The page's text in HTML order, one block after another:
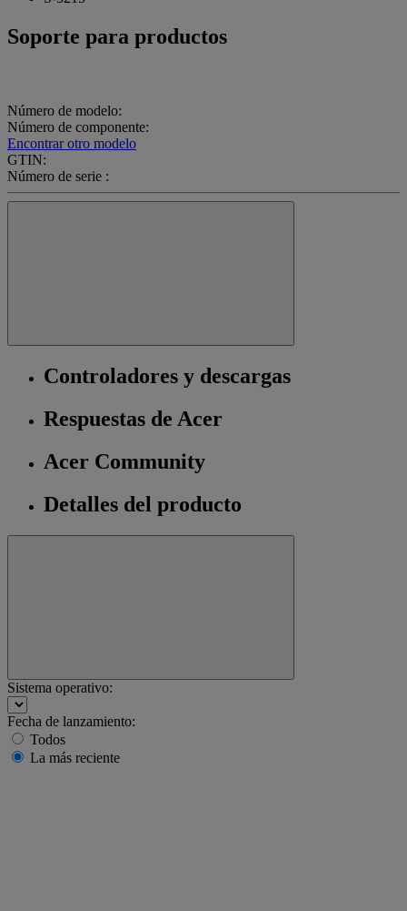
Soporte para productos
Número de modelo:
Número de componente:
Encontrar otro modelo
GTIN:
Número de serie :
Controladores y descargas
Respuestas de Acer
Acer Community
Detalles del producto
Sistema operativo:
Fecha de lanzamiento:
Todos
La más reciente